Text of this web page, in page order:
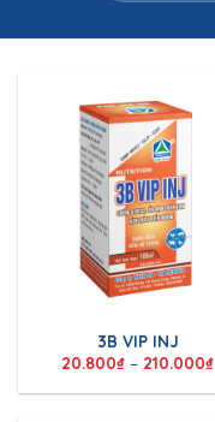
3B VIP INJ
20.800₫ – 210.000₫